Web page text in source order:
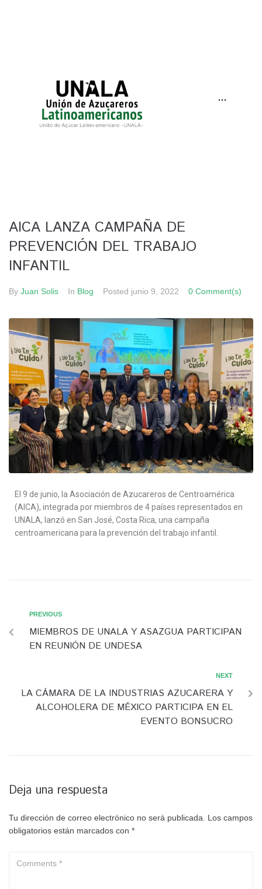
···
AICA LANZA CAMPAÑA DE
PREVENCIÓN DEL TRABAJO
INFANTIL​
By Juan Solis In Blog Posted junio 9, 2022 0 Comment(s)
El 9 de junio, la Asociación de Azucareros de Centroamérica
(AICA), integrada por miembros de 4 países representados en
UNALA, lanzó en San José, Costa Rica, una campaña
centroamericana para la prevención del trabajo infantil.
PREVIOUS
MIEMBROS DE UNALA Y ASAZGUA PARTICIPAN
EN REUNIÓN DE UNDESA
NEXT
LA CÁMARA DE LA INDUSTRIAS AZUCARERA Y
ALCOHOLERA DE MÉXICO PARTICIPA EN EL
EVENTO BONSUCRO
Deja una respuesta
Tu dirección de correo electrónico no será publicada.
Los campos
obligatorios están marcados con *